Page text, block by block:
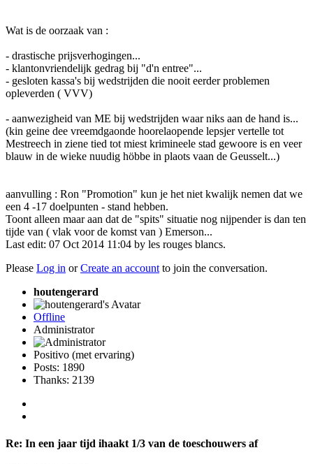
Wat is de oorzaak van :
- drastische prijsverhogingen...
- klantonvriendelijk gedrag bij "d'n entree"...
- gesloten kassa's bij wedstrijden die nooit eerder problemen
opleverden ( VVV)
- aanwezigheid van ME bij wedstrijden waar niks aan de hand is...
(kin geine dee vreemdgaonde hoorelaopende lepsjer vertelle tot
Mestreech in ziene tied tot miest krimineele stad gewoore is en veer
blauw in de wieke nuudig höbbe in plaots vaan de Geusselt...)
aanvulling : Ron "Promotion" kun je het niet kwalijk nemen dat we
een 4 -17 doelpunten - stand hebben.
Toont alleen maar aan dat de "spits" situatie nog nijpender is dan ten
tijde van ( vlak voor de komst van ) Emerson...
Last edit: 07 Oct 2014 11:04 by les rouges blancs.
Please Log in orCreate an account to join the conversation.
houtengerard
Offline
Administrator
Positivo (met ervaring)
Posts: 1890
Thanks: 2139
Re: In een jaar tijd ihaakt 1/3 van de toeschouwers af